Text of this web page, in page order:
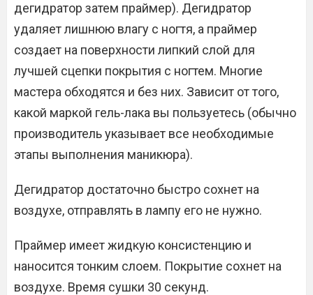
дегидратор затем праймер). Дегидратор
удаляет лишнюю влагу с ногтя, а праймер
создает на поверхности липкий слой для
лучшей сцепки покрытия с ногтем. Многие
мастера обходятся и без них. Зависит от того,
какой маркой гель-лака вы пользуетесь (обычно
производитель указывает все необходимые
этапы выполнения маникюра).
Дегидратор достаточно быстро сохнет на
воздухе, отправлять в лампу его не нужно.
Праймер имеет жидкую консистенцию и
наносится тонким слоем. Покрытие сохнет на
воздухе. Время сушки 30 секунд.